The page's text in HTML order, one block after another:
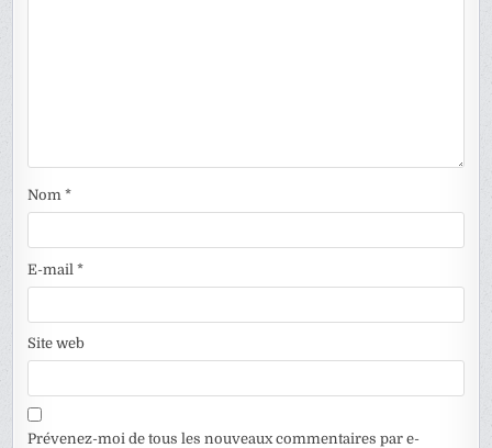
Nom*
E-mail*
Site web
Prévenez-moi de tous les nouveaux commentaires par e-